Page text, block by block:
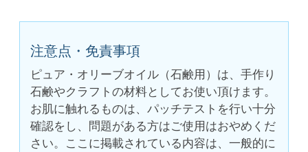
注意点・免責事項
ピュア・オリーブオイル（石鹸用）は、手作り
石鹸やクラフトの材料としてお使い頂けます。
お肌に触れるものは、パッチテストを行い十分
確認をし、問題がある方はご使用はおやめくだ
さい。ここに掲載されている内容は、一般的に